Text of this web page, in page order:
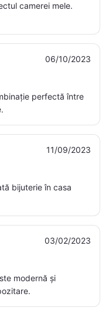
camerei mele.
06/10/2023
perfectă între
11/09/2023
bijuterie în casa
03/02/2023
modernă și